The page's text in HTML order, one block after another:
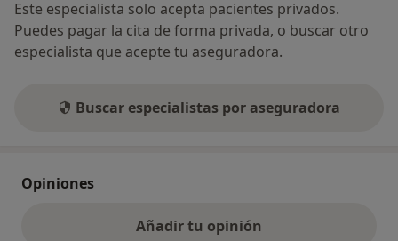
Este especialista solo acepta pacientes privados.
Puedes pagar la cita de forma privada, o buscar otro
especialista que acepte tu aseguradora.
Buscar especialistas por aseguradora
Opiniones
Añadir tu opinión